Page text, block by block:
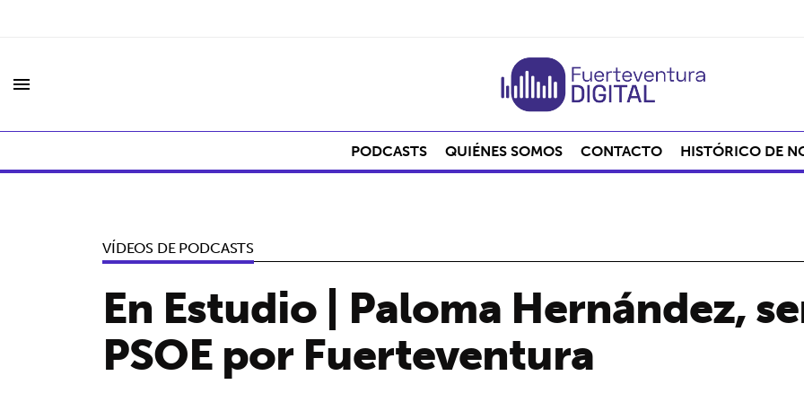
menu
PODCASTS QUIÉNES SOMOS CONTACTO HISTÓRICO DE
VÍDEOS DE PODCASTS
En Estudio | Paloma Hernández,
PSOE por Fuerteventura